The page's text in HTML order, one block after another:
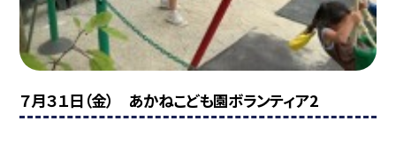
７月３１日（金） あかねこども園ボランティア2